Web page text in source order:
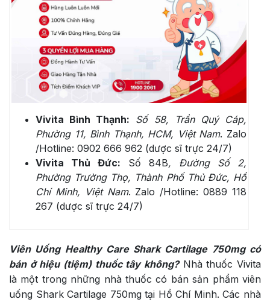
Vivita Bình Thạnh: Số 58, Trần Quý Cáp,
Phường 11, Bình Thạnh, HCM, Việt Nam. Zalo
/Hotline: 0902 666 962 (dược sĩ trực 24/7)
Vivita Thủ Đức: Số 84B, Đường Số 2,
Phường Trường Thọ, Thành Phố Thủ Đức, Hồ
Chí Minh, Việt Nam. Zalo /Hotline: 0889 118
267 (dược sĩ trực 24/7)
Viên Uống Healthy Care Shark Cartilage 750mg có
bán ở hiệu (tiệm) thuốc tây không?Nhà thuốc Vivita
là một trong những nhà thuốc có bán sản phẩm viên
uống Shark Cartilage 750mg tại Hồ Chí Minh. Các nhà